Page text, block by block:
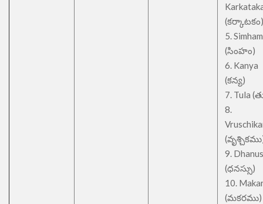
(కర్కాటకం)
5. Simham
(సింహం)
6. Kanya
(కన్య)
7. Tula
8.
9.
(ధనస్సు)
10.
(మకరము)